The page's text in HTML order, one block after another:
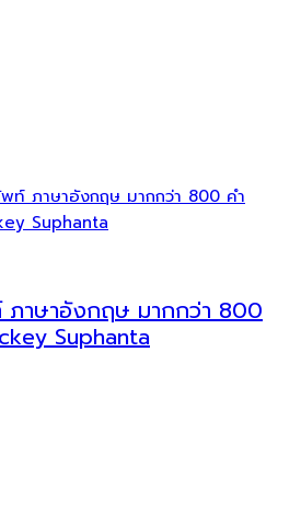
าษาอังกฤษ มากกว่า 800
Suphanta